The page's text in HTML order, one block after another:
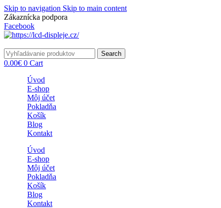
Skip to navigation Skip to main content
Zákaznícka podpora
Facebook
Search
0.00€ 0 Cart
Úvod
E-shop
Môj účet
Pokladňa
Košík
Blog
Kontakt
Úvod
E-shop
Môj účet
Pokladňa
Košík
Blog
Kontakt